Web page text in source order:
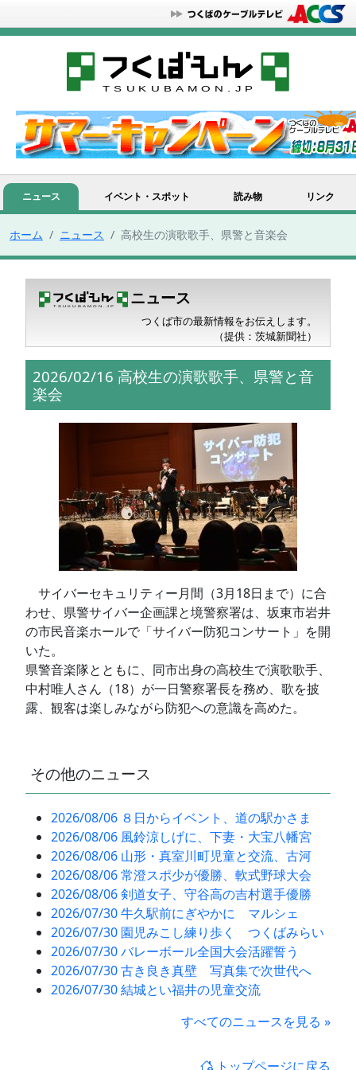
ニュース イベント・スポット 読み物 リンク
ホーム ニュース 高校生の演歌歌手、県警と音楽会
ニュース
つくば市の最新情報をお伝えします。
（提供：茨城新聞社）
2026/02/16 高校生の演歌歌手、県警と音
楽会
サイバーセキュリティー月間（3月18日まで）に合
わせ、県警サイバー企画課と境警察署は、坂東市岩井
の市民音楽ホールで「サイバー防犯コンサート」を開
いた。
県警音楽隊とともに、同市出身の高校生で演歌歌手、
中村唯人さん（18）が一日警察署長を務め、歌を披
露、観客は楽しみながら防犯への意識を高めた。
その他のニュース
2026/08/06 ８日からイベント、道の駅かさま
2026/08/06 風鈴涼しげに、下妻・大宝八幡宮
2026/08/06 山形・真室川町児童と交流、古河
2026/08/06 常澄スポ少が優勝、軟式野球大会
2026/08/06 剣道女子、守谷高の吉村選手優勝
2026/07/30 牛久駅前にぎやかに マルシェ
2026/07/30 園児みこし練り歩く つくばみらい
2026/07/30 バレーボール全国大会活躍誓う
2026/07/30 古き良き真壁 写真集で次世代へ
2026/07/30 結城とい福井の児童交流
すべてのニュースを見る »
トップページに戻る